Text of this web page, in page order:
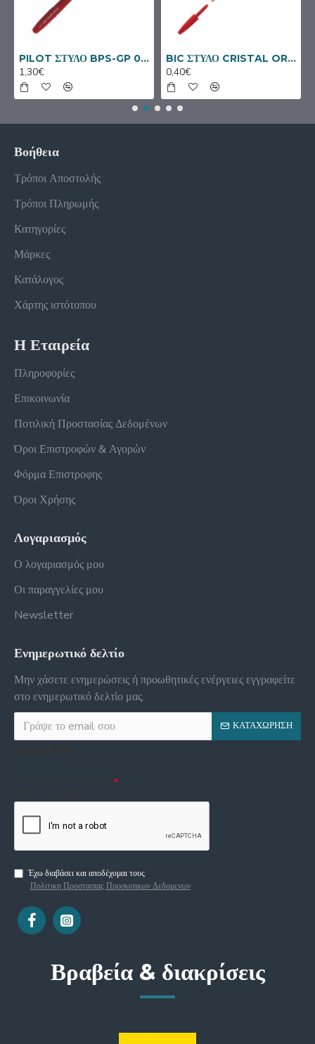
BIC ΣΤΥΛΟ CRISTAL ORIGINAL ΚΟΚΚΙΝΟ SKAG ΚΛΑΣΕΡ ΓΡΑΦΕΙΟΥ SYSTEM 8/32 ΑΣΠΡΟ
Βοήθεια
Τρόποι Αποστολής
Τρόποι Πληρωμής
Κατηγορίες
Μάρκες
Κατάλογος
Χάρτης ιστότοπου
Η Εταιρεία
Πληροφορίες
Επικοινωνία
Ποτιλική Προστασίας Δεδομένων
Όροι Επιστροφών & Αγορών
Φόρμα Επιστροφης
Όροι Χρήσης
Λογαριασμός
Ο λογαριασμός μου
Οι παραγγελίες μου
Newsletter
Ενημερωτικό δελτίο
Μην χάσετε ενημερώσεις ή προωθητικές ενέργειες εγγραφείτε
στο ενημερωτικό δελτίο μας.
ΚΑΤΑΧΏΡΗΣΗ
Έχω διαβάσει και αποδέχομαι τους
Πολιτικη Προστασιας Προσωπικων Δεδομενων
Βραβεία & διακρίσεις